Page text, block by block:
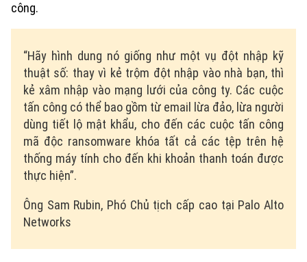
công.
“Hãy hình dung nó giống như một vụ đột nhập kỹ
thuật số: thay vì kẻ trộm đột nhập vào nhà bạn, thì
kẻ xâm nhập vào mạng lưới của công ty. Các cuộc
tấn công có thể bao gồm từ email lừa đảo, lừa người
dùng tiết lộ mật khẩu, cho đến các cuộc tấn công
mã độc ransomware khóa tất cả các tệp trên hệ
thống máy tính cho đến khi khoản thanh toán được
thực hiện”.
Ông Sam Rubin, Phó Chủ tịch cấp cao tại Palo Alto
Networks